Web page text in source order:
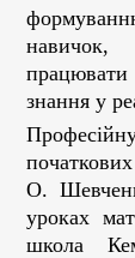
навичок,
знання у
О.
уроках
школа